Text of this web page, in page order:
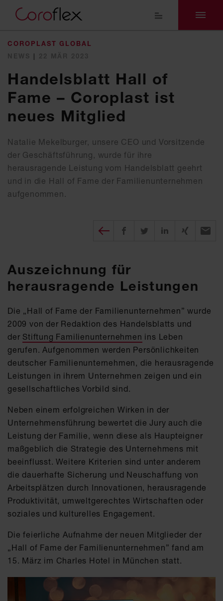
COROPLAST GLOBAL
|
Handelsblatt Hall of
Fame – Coroplast ist
neues Mitglied
Natalie Mekelburger, unsere CEO und Vorsitzende
der Geschäftsführung, wurde für ihre
herausragende Leistung vom Handelsblatt geehrt
und in die Hall of Fame der Familienunternehmen
aufgenommen.
Diesen Beitrag teilen
auf Facebook teilen
auf twitter teilenauf XING
per
Auszeichnung für
herausragende Leistungen
Die „Hall of Fame der Familienunternehmen” wurde
2009 von der Redaktion des Handelsblatts und
der Stiftung Familienunternehmen ins Leben
gerufen. Aufgenommen werden Persönlichkeiten
deutscher Familienunternehmen, die herausragende
Leistungen in ihrem Unternehmen zeigen und ein
gesellschaftliches Vorbild sind.
Neben einem erfolgreichen Wirken in der
Unternehmensführung bewertet die Jury auch die
Leistung der Familie, wenn diese als Haupteigner
maßgeblich die Strategie des Unternehmens mit
beeinflusst. Weitere Kriterien sind unter anderem
die dauerhafte Sicherung und Neuschaffung von
Arbeitsplätzen durch Innovationen, herausragende
Produktivität, umweltgerechtes Wirtschaften oder
soziales und kulturelles Engagement.
Die feierliche Aufnahme der neuen Mitglieder der
„Hall of Fame der Familienunternehmen” fand am
15. März im Charles Hotel in München statt.